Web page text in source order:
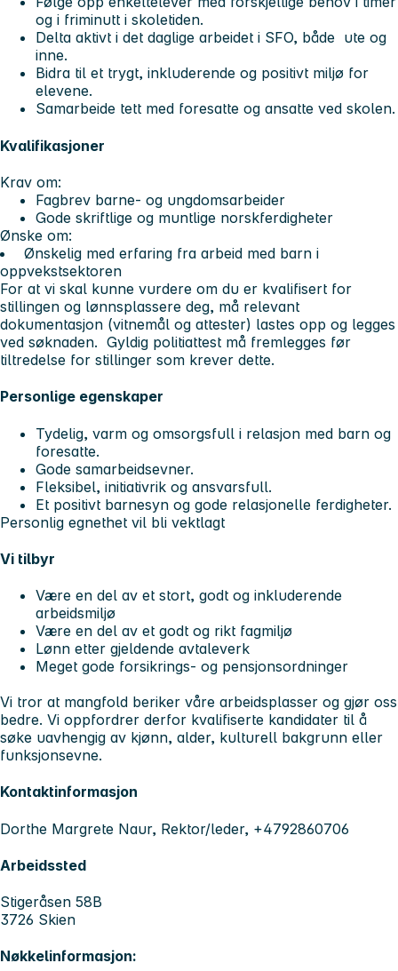
og i friminutt i skoletiden.
Delta aktivt i det daglige arbeidet i SFO, både ute og
inne.
Bidra til et trygt, inkluderende og positivt miljø for
elevene.
Samarbeide tett med foresatte og ansatte ved skolen.
Kvalifikasjoner
Krav om:
Fagbrev barne- og ungdomsarbeider
Gode skriftlige og muntlige norskferdigheter
Ønske om:
Ønskelig med erfaring fra arbeid med barn i
oppvekstsektoren
For at vi skal kunne vurdere om du er kvalifisert for
stillingen og lønnsplassere deg, må relevant
dokumentasjon (vitnemål og attester) lastes opp og legges
ved søknaden. Gyldig politiattest må fremlegges før
tiltredelse for stillinger som krever dette.
Personlige egenskaper
Tydelig, varm og omsorgsfull i relasjon med barn og
foresatte.
Gode samarbeidsevner.
Fleksibel, initiativrik og ansvarsfull.
Et positivt barnesyn og gode relasjonelle ferdigheter.
Personlig egnethet vil bli vektlagt
Vi tilbyr
Være en del av et stort, godt og inkluderende
arbeidsmiljø
Være en del av et godt og rikt fagmiljø
Lønn etter gjeldende avtaleverk
Meget gode forsikrings- og pensjonsordninger
Vi tror at mangfold beriker våre arbeidsplasser og gjør oss
bedre. Vi oppfordrer derfor kvalifiserte kandidater til å
søke uavhengig av kjønn, alder, kulturell bakgrunn eller
funksjonsevne.
Kontaktinformasjon
Dorthe Margrete Naur, Rektor/leder, +4792860706
Arbeidssted
Stigeråsen 58B
3726 Skien
Nøkkelinformasjon: